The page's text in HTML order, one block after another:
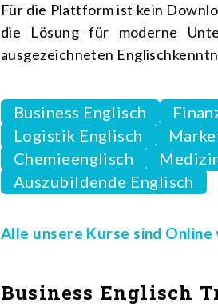
Für die Plattform ist kein
die Lösung für moderne
ausgezeichneten
Business Englisch
Logistik Englisch
Chemieenglisch
Auszubildende Englisch
Alle unsere Kurse sind
Business Englisch